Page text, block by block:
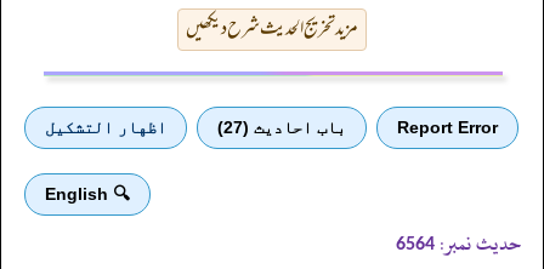
مزید تخریج الحدیث شرح دیکھیں
Report Error باب احادیث (27) اظهار التشكيل
🔍 English
حدیث نمبر: 6564